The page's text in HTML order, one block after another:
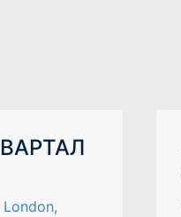
London,